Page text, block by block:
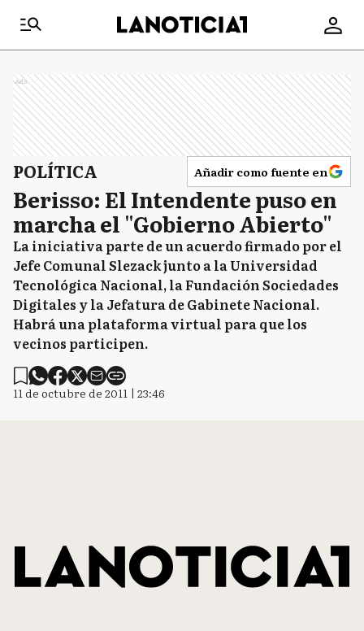
Ads
POLÍTICA Añadir como fuente en
Berisso: El Intendente puso en
marcha el "Gobierno Abierto"
La iniciativa parte de un acuerdo firmado por el
Jefe Comunal Slezack junto a la Universidad
Tecnológica Nacional, la Fundación Sociedades
Digitales y la Jefatura de Gabinete Nacional.
Habrá una plataforma virtual para que los
vecinos participen.
11 de octubre de 2011 | 23:46